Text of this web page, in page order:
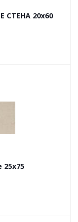
СТЕНА 20х60
25х75